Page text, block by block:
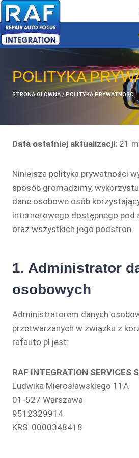
Przejdź
do
treści
POLITYKA
STRONA GŁÓWNA / POLITYKA PRYWATNOŚCI
Data ostatniej aktualizacji: 21
Niniejsza polityka prywatności
sposób gromadzimy,
dane osobowe osób
internetowego dostępnego pod
oraz wszystkich jego podstron.
1. Administrator
osobowych
Administratorem danych
przetwarzanych w związku z
rafauto.pl jest:
RAF INTEGRATION SERVICES
Ludwika Mierosławskiego 11A
01-527 Warszawa
9512329914
KRS: 0000348418